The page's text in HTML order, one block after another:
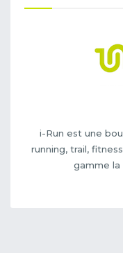
i-Run est une
running, trail,
gamme la